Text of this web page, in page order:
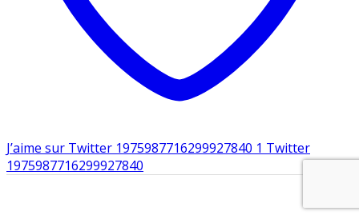
J’aime sur Twitter 1975987716299927840 1 Twitter
1975987716299927840